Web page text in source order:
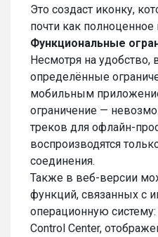
Это создаст иконку,
почти как
Функциональные
Несмотря на удобство,
определённые
мобильным
ограничение —
треков для офлайн-
воспроизводятся
соединения.
Также в веб-версии
функций, связанных с
операционную
Control Center,